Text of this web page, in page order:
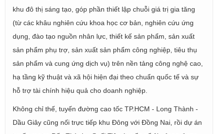
khu đô thị sáng tạo, góp phần thiết lập chuỗi giá trị gia tăng
(từ các khâu nghiên cứu khoa học cơ bản, nghiên cứu ứng
dụng, đào tạo nguồn nhân lực, thiết kế sản phẩm, sản xuất
sản phẩm phụ trợ, sản xuất sản phẩm công nghiệp, tiêu thụ
sản phẩm và cung ứng dịch vụ) trên nền tảng công nghệ cao,
hạ tầng kỹ thuật và xã hội hiện đại theo chuẩn quốc tế và sự
hỗ trợ tài chính hiệu quả cho doanh nghiệp.
Không chỉ thế, tuyến đường cao tốc TP.HCM - Long Thành -
Dầu Giây cũng nối trực tiếp khu Đông với Đồng Nai, rồi dự án